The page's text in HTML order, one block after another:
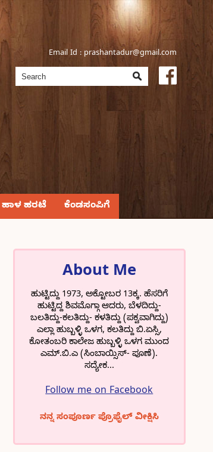
Email Id : prashantadur@gmail.com
ಹಾಳ ಹರಟೆ ಕೆಂಡಸಂಪಿಗೆ
About Me
ಹುಟ್ಟಿದ್ದು 1973, ಅಕ್ಟೋಬರ 13ಕ್ಕ. ಹೆಸರಿಗೆ
ಹುಟ್ಟಿದ್ದ ಶಿವಮೊಗ್ಗಾ ಆದರು, ಬೆಳದಿದ್ದು-
ಬಲತಿದ್ದು-ಕಲತಿದ್ದು- ಕಳತಿದ್ದು (ಪಕ್ವವಾಗಿದ್ದು)
ಎಲ್ಲಾ ಹುಬ್ಬಳ್ಳಿ ಒಳಗ, ಕಲತಿದ್ದು ಬಿ.ಏಸ್ಸಿ,
ಕೋತಂಬರಿ ಕಾಲೇಜ ಹುಬ್ಬಳ್ಳಿ ಒಳಗ ಮುಂದ
ಎಮ್.ಬಿ.ಎ (ಸಿಂಬಾಯ್ಸಿಸ್- ಪೂಣೆ).
ಸದ್ಯೇಕ...
Follow me on Facebook
ನನ್ನ ಸಂಪೂರ್ಣ ಪ್ರೊಫೈಲ್ ವೀಕ್ಷಿಸಿ